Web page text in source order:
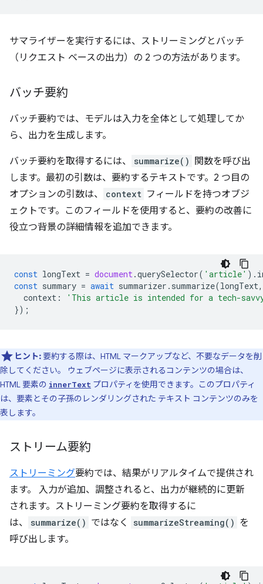
サマライザーを実行するには、ストリーミングとバッチ
（リクエスト ベースの出力）の 2 つの方法があります。
バッチ要約
バッチ要約では、モデルは入力を全体として処理してか
ら、出力を生成します。
バッチ要約を取得するには、 summarize()
関数を呼び出
します。最初の引数は、要約するテキストです。2 つ目の
オプションの引数は、
context フィールドを持つオブジ
ェクトです。このフィールドを使用すると、要約の改善に
役立つ背景の詳細情報を追加できます。
const longText = document.querySelector( 'article' ).
const summary = await summarizer . summarize(longText,
context :
'This article is intended for a tech-
});
ヒント: 要約する際は、HTML マークアップなど、不要なデータを削
除してください。 ウェブページに表示されるコンテンツの場合は、
HTML 要素の innerText プロパティを使用できます。このプロパティ
は、要素とその子孫のレンダリングされた テキスト コンテンツのみを
表します。
ストリーム要約
ストリーミング要約では、結果がリアルタイムで提供され
ます。 入力が追加、調整されると、出力が継続的に更新
されます。ストリーミング要約を取得するに
は、
summarize() ではなく summarizeStreaming() を
呼び出します。